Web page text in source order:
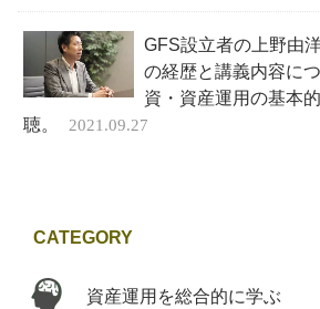
GFS設立者の上野由
の経歴と講義内容に
資・資産運用の基本
聴。
2021.09.27
CATEGORY
資産運用を総合的に学ぶ